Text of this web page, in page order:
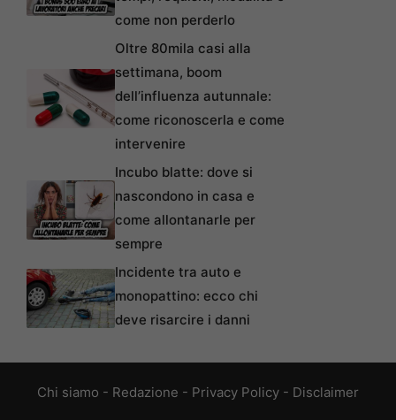
come non perderlo
Oltre 80mila casi alla
settimana, boom
dell’influenza autunnale:
come riconoscerla e come
intervenire
Incubo blatte: dove si
nascondono in casa e
come allontanarle per
sempre
Incidente tra auto e
monopattino: ecco chi
deve risarcire i danni
Chi siamo - Redazione - Privacy Policy - Disclaimer